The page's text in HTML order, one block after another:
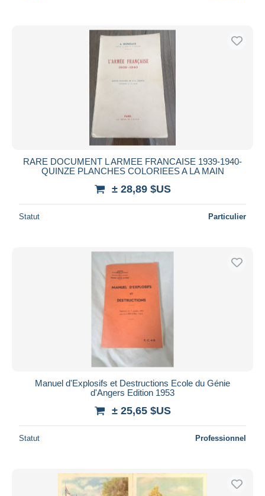
RARE DOCUMENT L ARMEE FRANCAISE 1939-1940-
QUINZE PLANCHES COLORIEES A LA MAIN
± 28,89 $US
Statut Particulier
Manuel d'Explosifs et Destructions Ecole du Génie
d'Angers Edition 1953
± 25,65 $US
Statut Professionnel